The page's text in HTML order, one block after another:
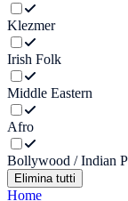
Klezmer
Irish Folk
Middle Eastern
Afro
Bollywood / Indian
Elimina tutti
Home